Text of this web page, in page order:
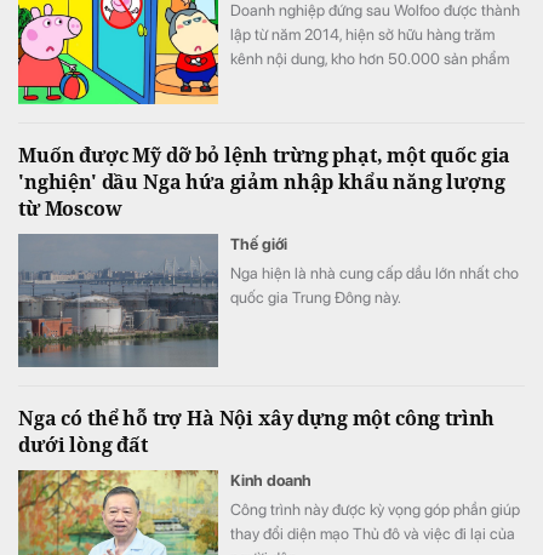
Doanh nghiệp đứng sau Wolfoo được thành
lập từ năm 2014, hiện sở hữu hàng trăm
kênh nội dung, kho hơn 50.000 sản phẩm
Muốn được Mỹ dỡ bỏ lệnh trừng phạt, một quốc gia
'nghiện' dầu Nga hứa giảm nhập khẩu năng lượng
từ Moscow
Thế giới
Nga hiện là nhà cung cấp dầu lớn nhất cho
quốc gia Trung Đông này.
Nga có thể hỗ trợ Hà Nội xây dựng một công trình
dưới lòng đất
Kinh doanh
Công trình này được kỳ vọng góp phần giúp
thay đổi diện mạo Thủ đô và việc đi lại của